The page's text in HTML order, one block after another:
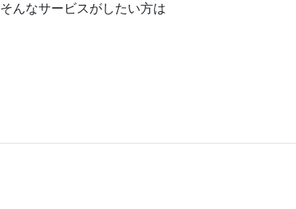
んなサービスがしたい方は